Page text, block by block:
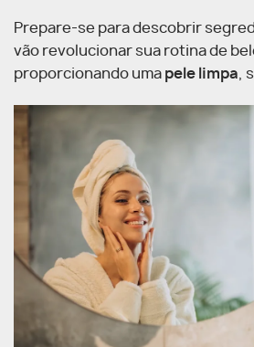
Prepare-se para descobrir
vão revolucionar sua rotina de
proporcionando uma pele limpa,